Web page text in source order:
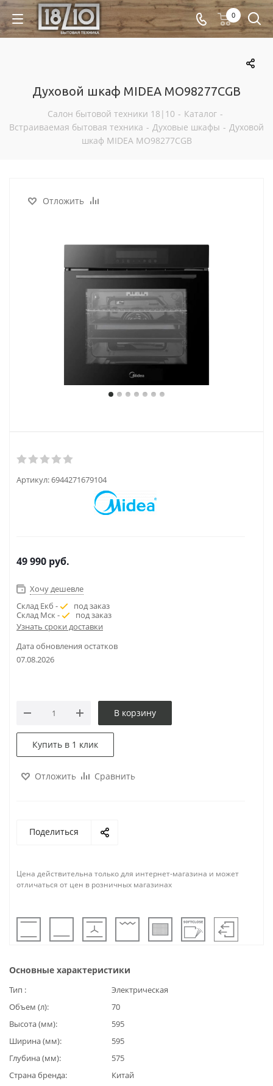
0
Духовой шкаф MIDEA MO98277CGB
Салон бытовой техники 18|10 - Каталог -
Встраиваемая бытовая техника - Духовые шкафы - Духовой
шкаф MIDEA MO98277CGB
Отложить
Артикул:6944271679104
49 990 руб.
Хочу дешевле
Склад Екб -
под заказ
Склад Мск -
под заказ
Узнать сроки доставки
Дата обновления остатков
07.08.2026
В корзину
Купить в 1 клик
Отложить Сравнить
Поделиться
Цена действительна только для интернет-магазина и может
отличаться от цен в розничных магазинах
Основные характеристики
Тип
Электрическая
Объем (л)
70
Высота (мм)
595
Ширина (мм)
595
Глубина (мм)
575
Страна бренда
Китай